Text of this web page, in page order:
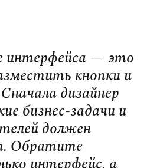
интерфейса — это
кнопки и
дизайнер
бизнес-задачи и
должен
Обратите